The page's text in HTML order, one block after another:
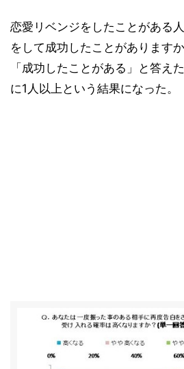
恋愛リベンジをしたことがある
をして成功したことがあります
「成功したことがある」と答え
に1人以上という結果になった。